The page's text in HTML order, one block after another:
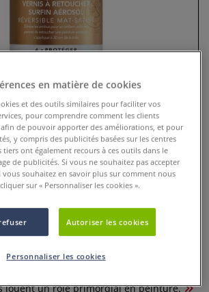
surfin satiné
Lefranc Bourgeois
jouent un rôle primordial en peinture.
en matière de cookies
et des outils similaires pour faciliter vos
pour comprendre comment les clients
de pouvoir apporter des améliorations, et pour
y compris des publicités basées sur les centres
tiers ont également recours à ces outils dans le
de publicités. Si vous ne souhaitez pas accepter
vous souhaitez en savoir plus sur comment nous
sur « Personnaliser les cookies ».
Autoriser les cookies
Personnaliser les cookies